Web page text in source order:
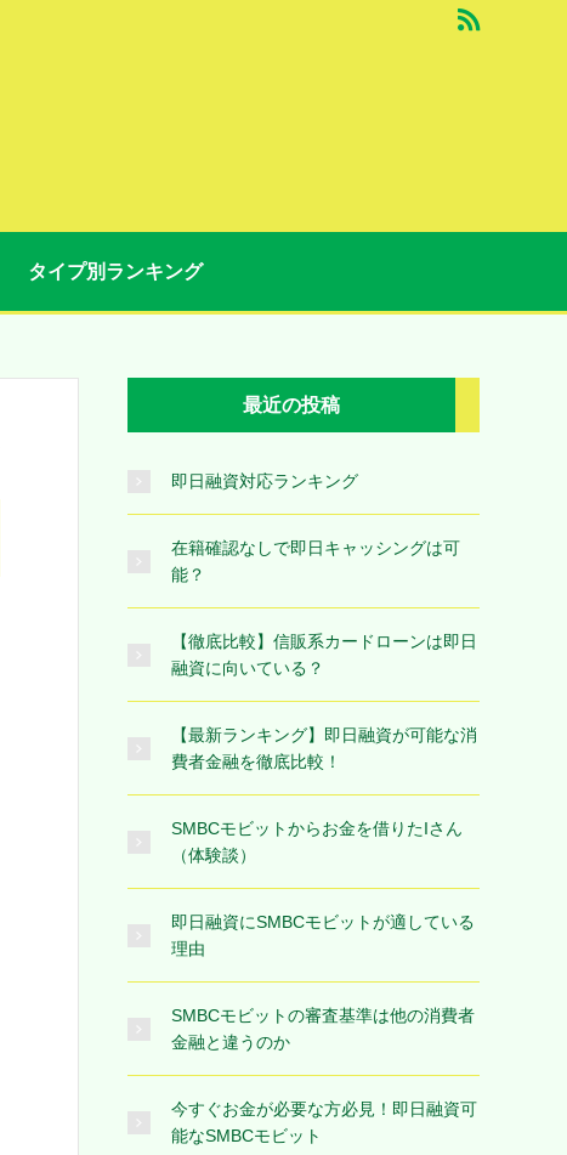
タイプ別ランキング
最近の投稿
即日融資対応ランキング
在籍確認なしで即日キャッシングは可
能？
【徹底比較】信販系カードローンは即日
融資に向いている？
【最新ランキング】即日融資が可能な消
費者金融を徹底比較！
SMBCモビットからお金を借りたIさん
（体験談）
即日融資にSMBCモビットが適している
理由
SMBCモビットの審査基準は他の消費者
金融と違うのか
今すぐお金が必要な方必見！即日融資可
能なSMBCモビット